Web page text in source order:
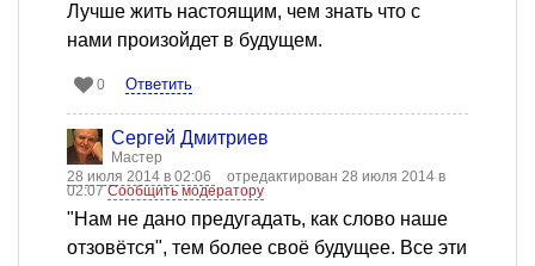
Лучше жить настоящим, чем знать что с
нами произойдет в будущем.
0 Ответить
Сергей Дмитриев
Мастер
28 июля 2014 в 02:06
отредактирован 28 июля 2014 в
02:07Сообщить модератору
"Нам не дано предугадать, как слово наше
отзовётся", тем более своё будущее. Все эти